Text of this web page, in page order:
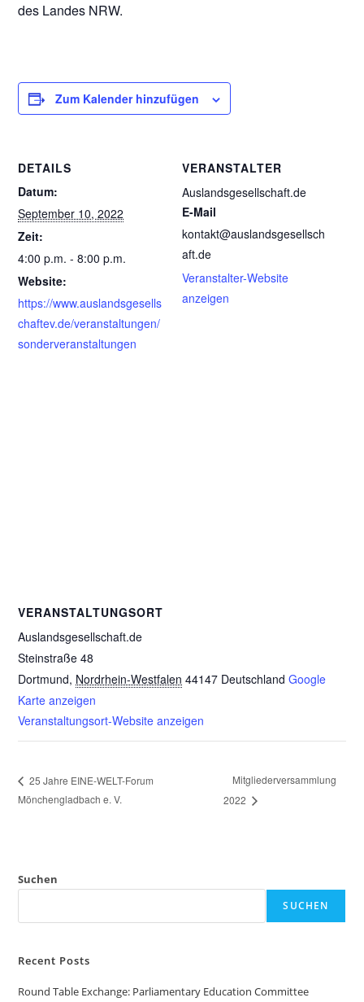
des Landes NRW.
Zum Kalender hinzufügen
DETAILS
Datum:
September 10, 2022
Zeit:
4:00 p.m. - 8:00 p.m.
Website:
https://www.auslandsgesells
chaftev.de/veranstaltungen/
sonderveranstaltungen
VERANSTALTER
Auslandsgesellschaft.de
E-Mail
kontakt@auslandsgesellsch
aft.de
Veranstalter-Website
anzeigen
VERANSTALTUNGSORT
Auslandsgesellschaft.de
Steinstraße 48
Dortmund, Nordrhein-Westfalen 44147 Deutschland Google
Karte anzeigen
Veranstaltungsort-Website anzeigen
25 Jahre EINE-WELT-Forum
Mönchengladbach e. V.
Mitgliederversammlung
2022
Suchen
SUCHEN
Recent Posts
Round Table Exchange: Parliamentary Education Committee